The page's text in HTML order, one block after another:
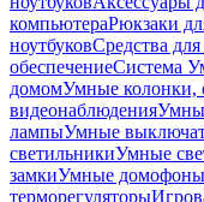
компьютераРюкзаки
ноутбуковСредства
обеспечениеСистема
домомУмные колонки,
видеонаблюдения
лампыУмные
светильникиУмные
замкиУмные домофоны
терморегуляторы